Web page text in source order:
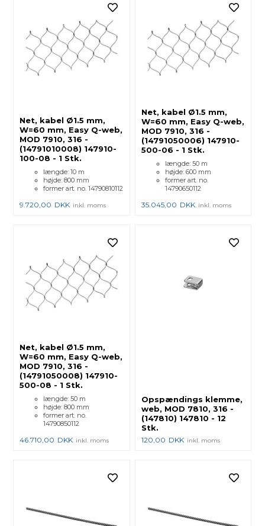
Net, kabel Ø1.5 mm,
W=60 mm, Easy Q-web,
MOD 7910, 316 -
(14791010008) 147910-
100-08 - 1 Stk.
længde: 10 m
højde: 800 mm
former art. no. 14790810112
9.720,00 DKK inkl. moms
Net, kabel Ø1.5 mm,
W=60 mm, Easy Q-web,
MOD 7910, 316 -
(14791050006) 147910-
500-06 - 1 Stk.
længde: 50 m
højde: 600 mm
former art. no.
14790650112
35.045,00 DKK inkl. moms
Net, kabel Ø1.5 mm,
W=60 mm, Easy Q-web,
MOD 7910, 316 -
(14791050008) 147910-
500-08 - 1 Stk.
længde: 50 m
højde: 800 mm
former art. no.
14790850112
46.710,00 DKK inkl. moms
Opspændings klemme,
web, MOD 7810, 316 -
(147810) 147810 - 12
Stk.
120,00 DKK inkl. moms